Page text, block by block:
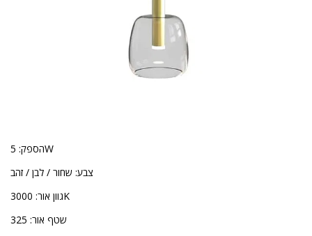
הספק: 5W
צבע: שחור / לבן / זהב
גוון אור: 3000K
שטף אור: 325